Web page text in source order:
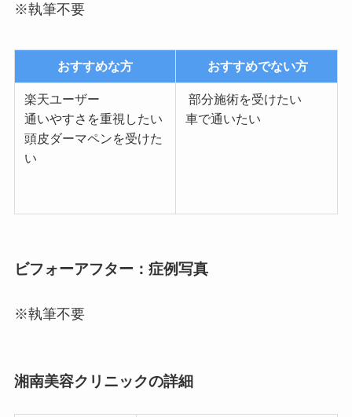
※執筆不要
おすすめな方 おすすめでない方
楽天ユーザー
通いやすさを重視したい
頭皮ダーマペンを受けた
い
部分施術を受けたい
車で通いたい
ビフォーアフター：症例写真
※執筆不要
湘南美容クリニックの詳細